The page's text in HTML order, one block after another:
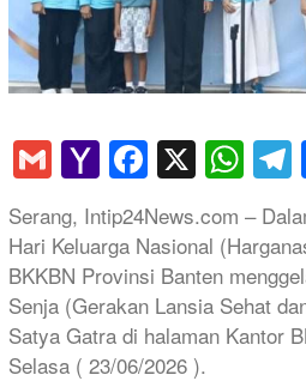
GmailYahoo
Mail
X
Serang, Intip24News.com –
Hari Keluarga Nasional
BKKBN Provinsi Banten
Senja (Gerakan Lansia Sehat
Satya Gatra di halaman Kantor
Selasa ( 23/06/2026 ).